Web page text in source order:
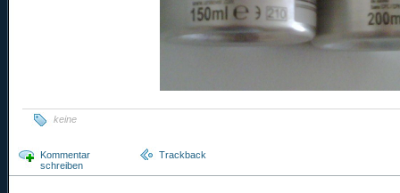
keine
Kommentar
schreiben
Trackback